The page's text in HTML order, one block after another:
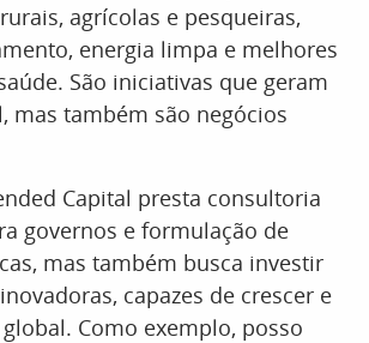
agrícolas e pesqueiras,
energia limpa e melhores
São iniciativas que geram
mas também são negócios
Capital presta consultoria
governos e formulação de
mas também busca investir
capazes de crescer e
Como exemplo, posso